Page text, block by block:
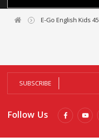
E-Go English Kids 45
SUBSCRIBE
Follow Us